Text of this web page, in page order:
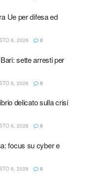
Ue per difesa ed
6, 2026 0
sette arresti per
6, 2026 0
delicato sulla crisi
6, 2026 0
focus su cyber e
6, 2026 0